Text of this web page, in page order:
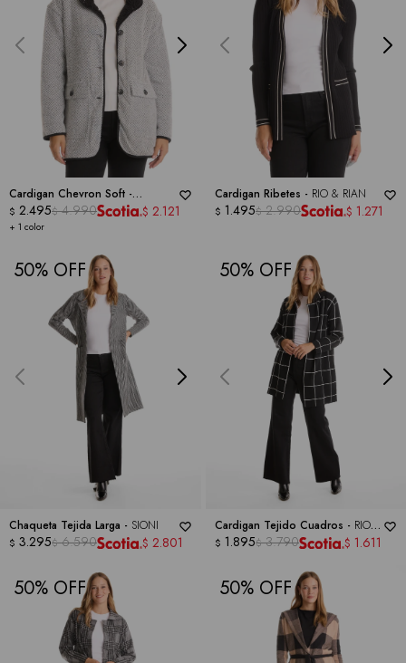
Cardigan Chevron Soft -
WEATHERPROOF
+ 1 color
$ 2.495$ 4.990 $ 2.121
Cardigan Ribetes - RIO & RIAN
$ 1.495$ 2.990 $ 1.271
50
Chaqueta Tejida Larga - SIONI
$ 3.295$ 6.590 $ 2.801
50
Cardigan Tejido Cuadros - RIO &
RIAN
$ 1.895$ 3.790 $ 1.611
50 50